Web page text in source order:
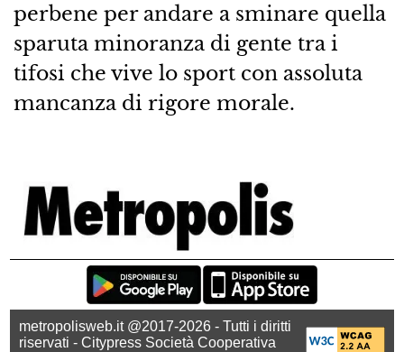
perbene per andare a sminare quella
sparuta minoranza di gente tra i
tifosi che vive lo sport con assoluta
mancanza di rigore morale.
metropolisweb.it @2017-2026 - Tutti i diritti
riservati - Citypress Società Cooperativa